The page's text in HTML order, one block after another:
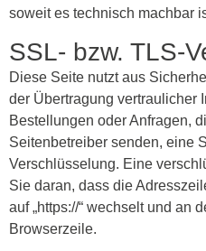
soweit es technisch machbar
SSL- bzw. TLS-
Diese Seite nutzt aus
der Übertragung vertraulicher
Bestellungen oder Anfragen,
Seitenbetreiber senden, eine
Verschlüsselung. Eine
Sie daran, dass die
auf „https://“ wechselt und an
Browserzeile.